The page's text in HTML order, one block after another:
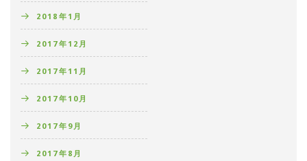
2018年1月
2017年12月
2017年11月
2017年10月
2017年9月
2017年8月